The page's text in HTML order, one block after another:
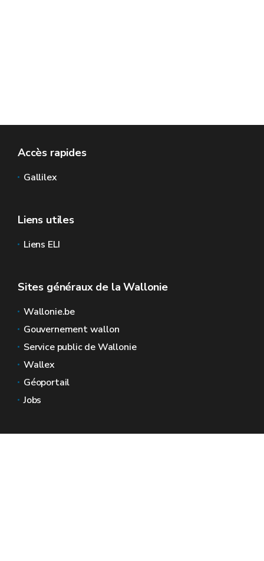
Accès rapides
Gallilex
Liens utiles
Liens ELI
Sites généraux de la Wallonie
Wallonie.be
Gouvernement wallon
Service public de Wallonie
Wallex
Géoportail
Jobs